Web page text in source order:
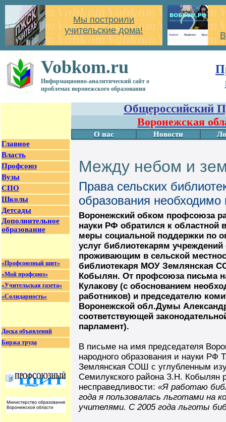
Мы построили
учительские дома!
Vobkom.ru
Информационно-аналитический сайт о
проблемах воронежского образования
Главное
Власть
Профсоюз
Вузы
СПО
Школы
Детсады
Дополнительное
образование
«Профсоюзный щит»
«Мой профсоюз»
«Учительская газета»
«Солидарность»
Доска объявлений
Биржа труда
Общероссийский
Воронежская
О нас Новости
Между небом и
Права сельских
образования необходимо
Воронежский обком профсоюза
науки РФ обратился к областной
меры социальной поддержки по
услуг библиотекарям
проживающим в сельской
библиотекаря МОУ Землянская
Кобылян. От профсоюза письма
Кулакову (с обоснованием
работников) и председателю
Воронежской обл.Думы
соответствующей
парламент).
В письме на имя председателя
народного образования и науки
Землянская СОШ с углубленным
Семилукского района З.Н. Кобылян
несправедливости: «Я работаю
года я пользовалась льготами на
учителями. С 2005 года льготы